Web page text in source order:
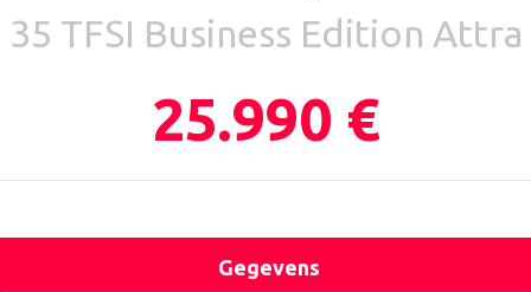
35 TFSI Business Edition Attra
25.990 €
Gegevens